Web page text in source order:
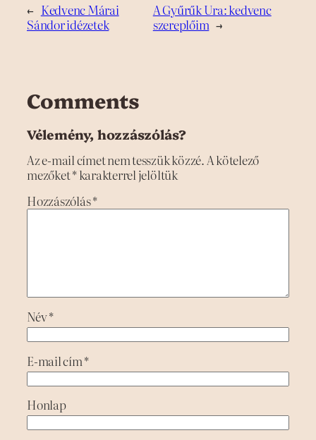
← Kedvenc Márai
Sándor idézetek
A Gyűrűk Ura: kedvenc
szereplőim →
Comments
Vélemény, hozzászólás?
Az e-mail címet nem tesszük közzé. A kötelező
mezőket*karakterrel jelöltük
Hozzászólás*
Név*
E-mail cím*
Honlap